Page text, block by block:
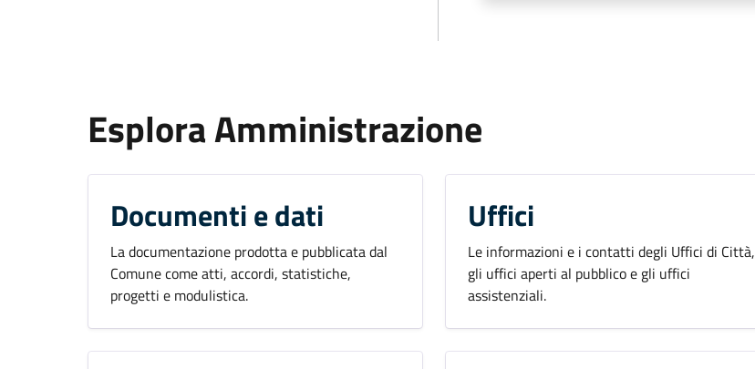
Esplora Amministrazione
Documenti e dati
La documentazione prodotta e pubblicata dal
Comune come atti, accordi, statistiche,
progetti e modulistica.
Uffici
Le informazioni e i contatti degli Uffici di Città,
gli uffici aperti al pubblico e gli uffici
assistenziali.